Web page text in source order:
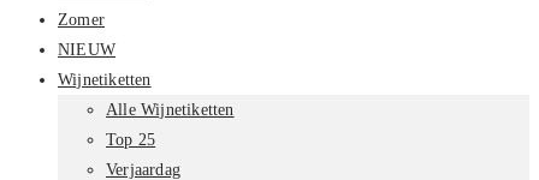
Zomer
NIEUW
Wijnetiketten
Alle Wijnetiketten
Top 25
Verjaardag